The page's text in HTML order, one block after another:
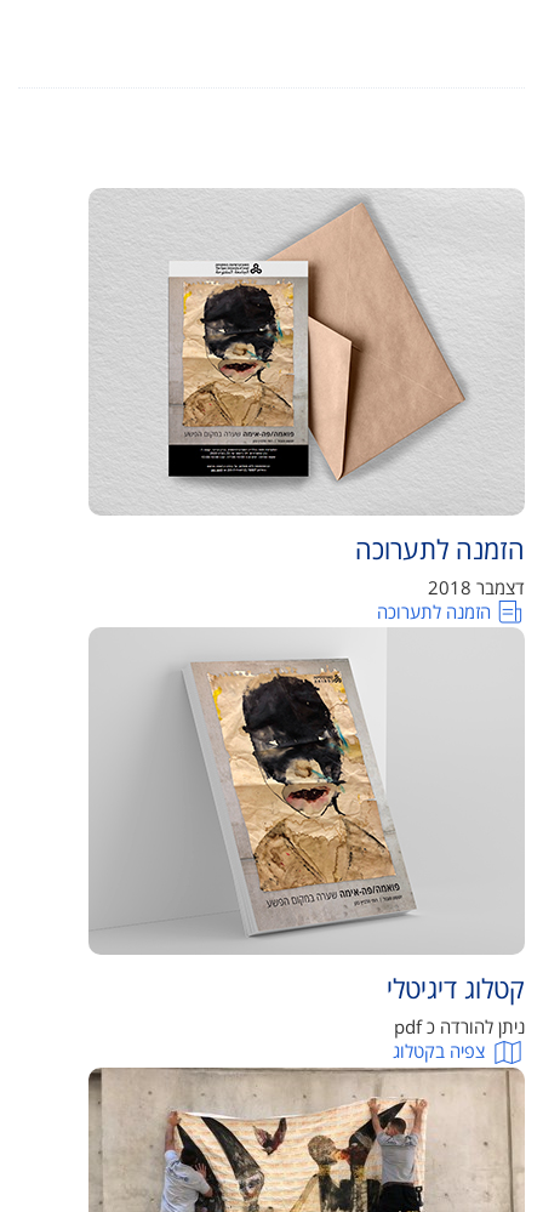
הזמנה לתערוכה
דצמבר 2018
הזמנה לתערוכה
קטלוג דיגיטלי
ניתן להורדה כ pdf
צפיה בקטלוג